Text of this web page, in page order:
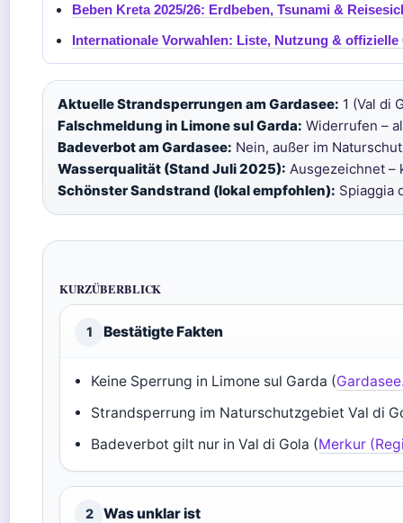
Beben Kreta 2025/26: Erdbeben, Tsunami &
Internationale Vorwahlen: Liste, Nutzung & offizielle
Aktuelle Strandsperrungen am Gardasee: 1 (Val di
Falschmeldung in Limone sul Garda: Widerrufen –
Badeverbot am Gardasee: Nein, außer im
Wasserqualität (Stand Juli 2025): Ausgezeichnet –
Schönster Sandstrand (lokal empfohlen): Spiaggia
KURZÜBERBLICK
1 Bestätigte Fakten
Keine Sperrung in Limone sul Garda (
Strandsperrung im Naturschutzgebiet Val di
Badeverbot gilt nur in Val di Gola (Merkur
2 Was unklar ist